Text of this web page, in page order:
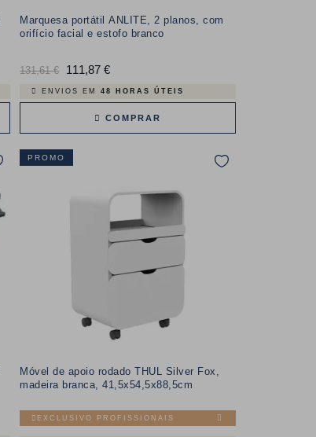
Marquesa portátil ANLITE, 2 planos, com
orifício facial e estofo branco
Preço
normal
131,61 € 111,87 €Preço
ENVIOS EM48 HORAS ÚTEIS
COMPRAR
PROMO
Móvel de apoio rodado THUL Silver Fox,
madeira branca, 41,5x54,5x88,5cm
EXCLUSIVO PROFISSIONAIS